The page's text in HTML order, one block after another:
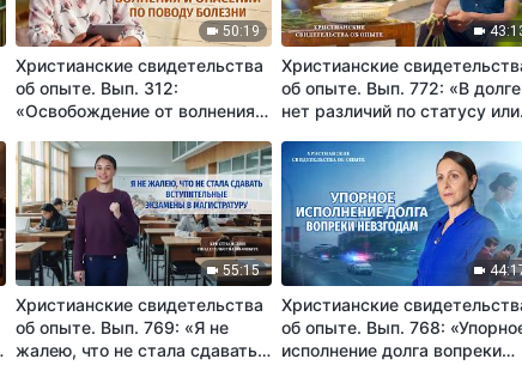
50:19
Христианские свидетельства
об опыте. Вып. 312:
«Освобождение от волнения и
Христианские
об опыте. Вып. 772: «В долге
нет различий по статусу или
55:15
Христианские свидетельства
об опыте. Вып. 769: «Я не
жалею, что не стала сдавать
Христианские
об опыте. Вып. 768:
исполнение долга вопреки